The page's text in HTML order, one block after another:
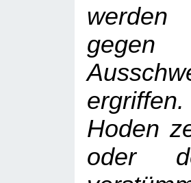
werden
gegen
Hoden
oder